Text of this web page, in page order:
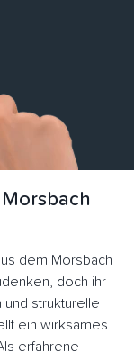
dem Morsbach
doch ihr
und strukturelle
ein wirksames
erfahrene